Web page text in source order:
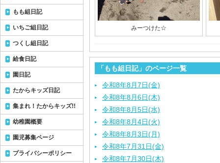
みーつけた☆
「もも組日記」のページ一覧
令和8年8月7日(金)
令和8年8月6日(木)
令和8年8月5日(水)
令和8年8月4日(火)
令和8年8月3日(月)
令和8年7月31日(金)
令和8年7月30日(木)
もも組日記
いちご組日記
つくし組日記
給食日記
園日記
たからキッズ日記
集まれ！たからキッズ!!
幼稚園概要
園児募集ページ
プライバシーポリシー